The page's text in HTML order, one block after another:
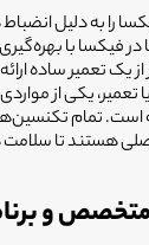
را به دلیل
یک تعمیر ساده
یکی از
است. تمام
هستند تا
متخصص و